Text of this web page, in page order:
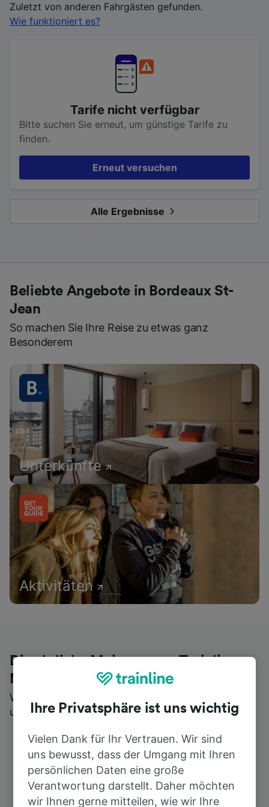
Zuletzt von anderen Fahrgästen gefunden.
Wie funktioniert es?
Tarife nicht verfügbar
Bitte suchen Sie erneut, um günstige Tarife zu
finden.
Erneut versuchen
Alle Ergebnisse
Beliebte Angebote in Bordeaux St-
Jean
So machen Sie Ihre Reise zu etwas ganz
Besonderem
Unterkünfte
Aktivitäten
Die ehrliche Meinung von Trainline-
Nutzern
Wer könnte Ihnen besseres Feedback geben als
unsere Kunden selbst?
Ihre Privatsphäre ist uns wichtig
Vielen Dank für Ihr Vertrauen. Wir sind
uns bewusst, dass der Umgang mit Ihren
persönlichen Daten eine große
Verantwortung darstellt. Daher möchten
wir Ihnen gerne mitteilen, wie wir Ihre